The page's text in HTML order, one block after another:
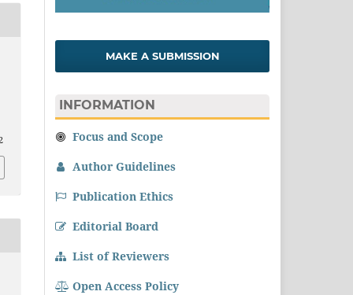
MAKE A SUBMISSION
INFORMATION
Focus and Scope
Author Guidelines
Publication Ethics
Editorial Board
List of Reviewers
Open Access Policy